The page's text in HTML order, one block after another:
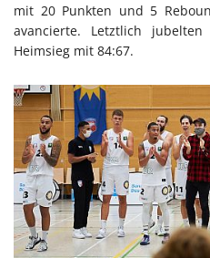
mit 20 Punkten und 5
avancierte. Letztlich
Heimsieg mit 84:67.